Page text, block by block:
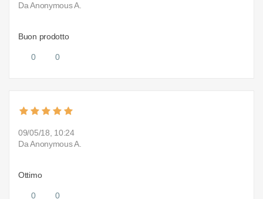
Da Anonymous A.
Buon prodotto
0 0
09/05/18, 10:24
Da Anonymous A.
Ottimo
0 0